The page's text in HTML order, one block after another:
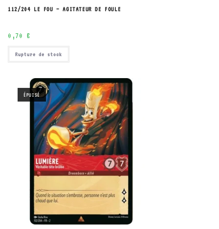
112/204 LE FOU – AGITATEUR DE FOULE
0,70 €
Rupture de stock
ÉPUISÉ